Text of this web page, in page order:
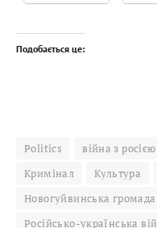
Подобається це:
Politics війна з росією
Кримінал
Культура
Новогуйвинська громада
Російсько-українська